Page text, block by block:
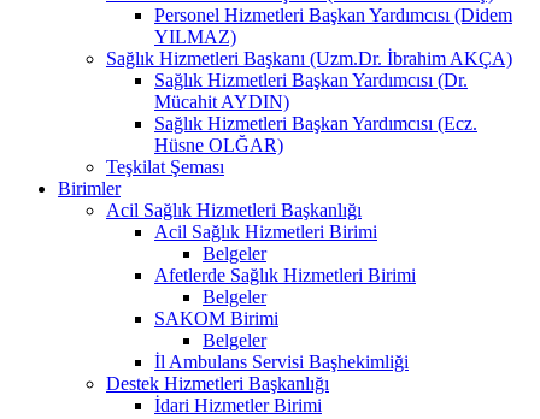
Personel Hizmetleri Başkan Yardımcısı (Didem
YILMAZ)
Sağlık Hizmetleri Başkanı (Uzm.Dr. İbrahim AKÇA)
Sağlık Hizmetleri Başkan Yardımcısı (Dr.
Mücahit AYDIN)
Sağlık Hizmetleri Başkan Yardımcısı (Ecz.
Hüsne OLĞAR)
Teşkilat Şeması
Birimler
Acil Sağlık Hizmetleri Başkanlığı
Acil Sağlık Hizmetleri Birimi
Belgeler
Afetlerde Sağlık Hizmetleri Birimi
Belgeler
SAKOM Birimi
Belgeler
İl Ambulans Servisi Başhekimliği
Destek Hizmetleri Başkanlığı
İdari Hizmetler Birimi